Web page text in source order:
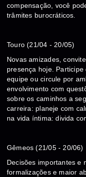
compensação, você
trâmites burocráticos.
Touro (21/04 - 20/05)
Novas amizades,
presença hoje.
equipe ou circule por
envolvimento com
sobre os caminhos a
carreira: planeje com
na vida íntima: divida
Gêmeos (21/05 - 20/06)
Decisões importantes e
formalizações e maior